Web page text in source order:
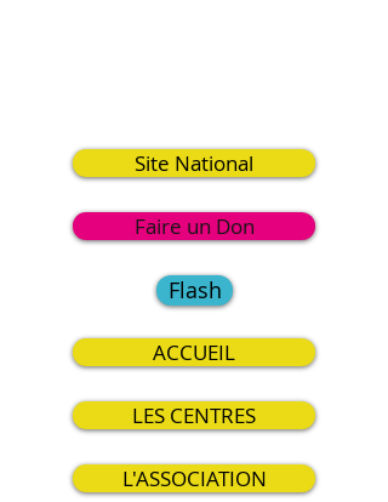
Site National
Faire un Don
Flash
ACCUEIL
LES CENTRES
L'ASSOCIATION